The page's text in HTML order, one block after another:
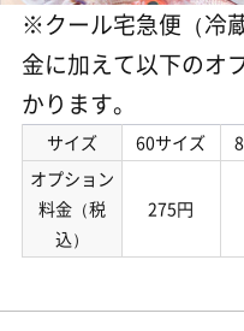
※クール宅急便（冷
金に加えて以下のオ
かります。
サイズ 60サイズ
オプション
料金（税
込）
275円